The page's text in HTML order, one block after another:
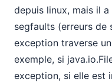
depuis linux, mais il
segfaults (erreurs de
exception traverse
exemple, si
exception, si elle est